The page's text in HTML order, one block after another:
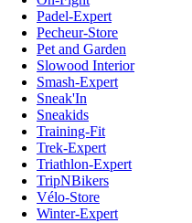
Padel-Expert
Pecheur-Store
Pet and Garden
Slowood Interior
Smash-Expert
Sneak'In
Sneakids
Training-Fit
Trek-Expert
Triathlon-Expert
TripNBikers
Vélo-Store
Winter-Expert